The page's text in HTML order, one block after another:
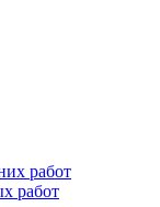
работ
работ